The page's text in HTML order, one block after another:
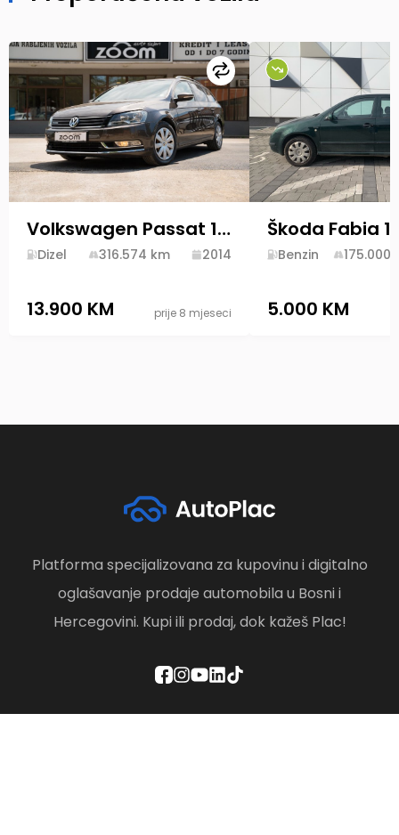
Uporedi
Volkswagen Passat 1.6 TDI 2014 Diesel
Dizel 316.574 km 2014
13.900 KM prije 8 mjeseci
Škoda Fabia
Benzin 175.000
5.000 KM
Platforma specijalizovana za kupovinu i digitalno
oglašavanje prodaje automobila u Bosni i
Hercegovini. Kupi ili prodaj, dok kažeš Plac!